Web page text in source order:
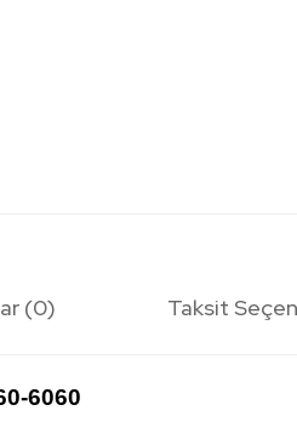
(0) Taksit
6060